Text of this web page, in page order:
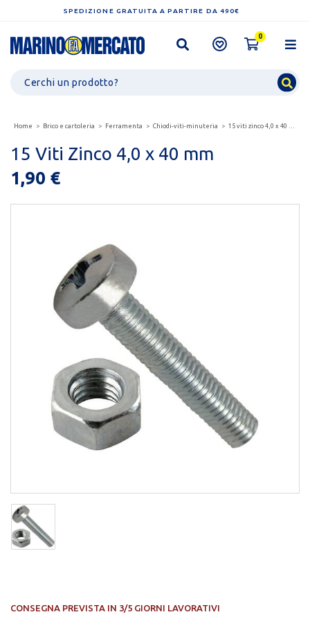
SPEDIZIONE GRATUITA A PARTIRE DA 490€
0
Home Brico e cartoleria Ferramenta Chiodi-viti-minuteria 15 viti zinco 4,0 x 40 mm
15 Viti Zinco 4,0 x 40 mm
1,90 €
CONSEGNA PREVISTA IN 3/5 GIORNI LAVORATIVI